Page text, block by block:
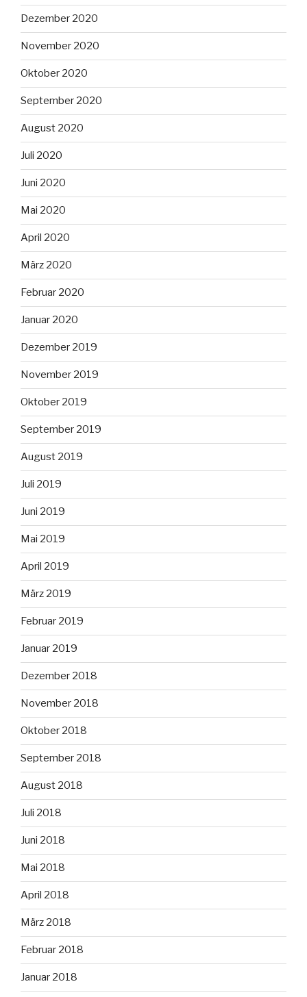
Dezember 2020
November 2020
Oktober 2020
September 2020
August 2020
Juli 2020
Juni 2020
Mai 2020
April 2020
März 2020
Februar 2020
Januar 2020
Dezember 2019
November 2019
Oktober 2019
September 2019
August 2019
Juli 2019
Juni 2019
Mai 2019
April 2019
März 2019
Februar 2019
Januar 2019
Dezember 2018
November 2018
Oktober 2018
September 2018
August 2018
Juli 2018
Juni 2018
Mai 2018
April 2018
März 2018
Februar 2018
Januar 2018